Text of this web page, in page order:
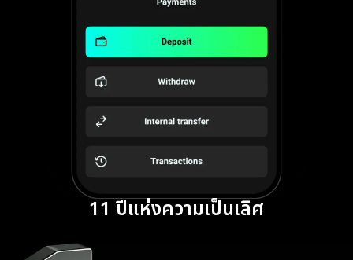
11 ปีแห่งความเป็นเลิศ